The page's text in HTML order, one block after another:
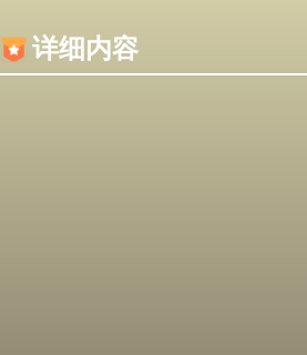
详细内容